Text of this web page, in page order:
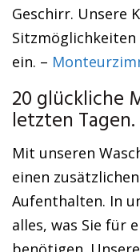
Geschirr. Unsere
ein. –
20 glückliche
letzten Tagen.
Mit unseren
einen
Aufenthalten. In
alles, was Sie für